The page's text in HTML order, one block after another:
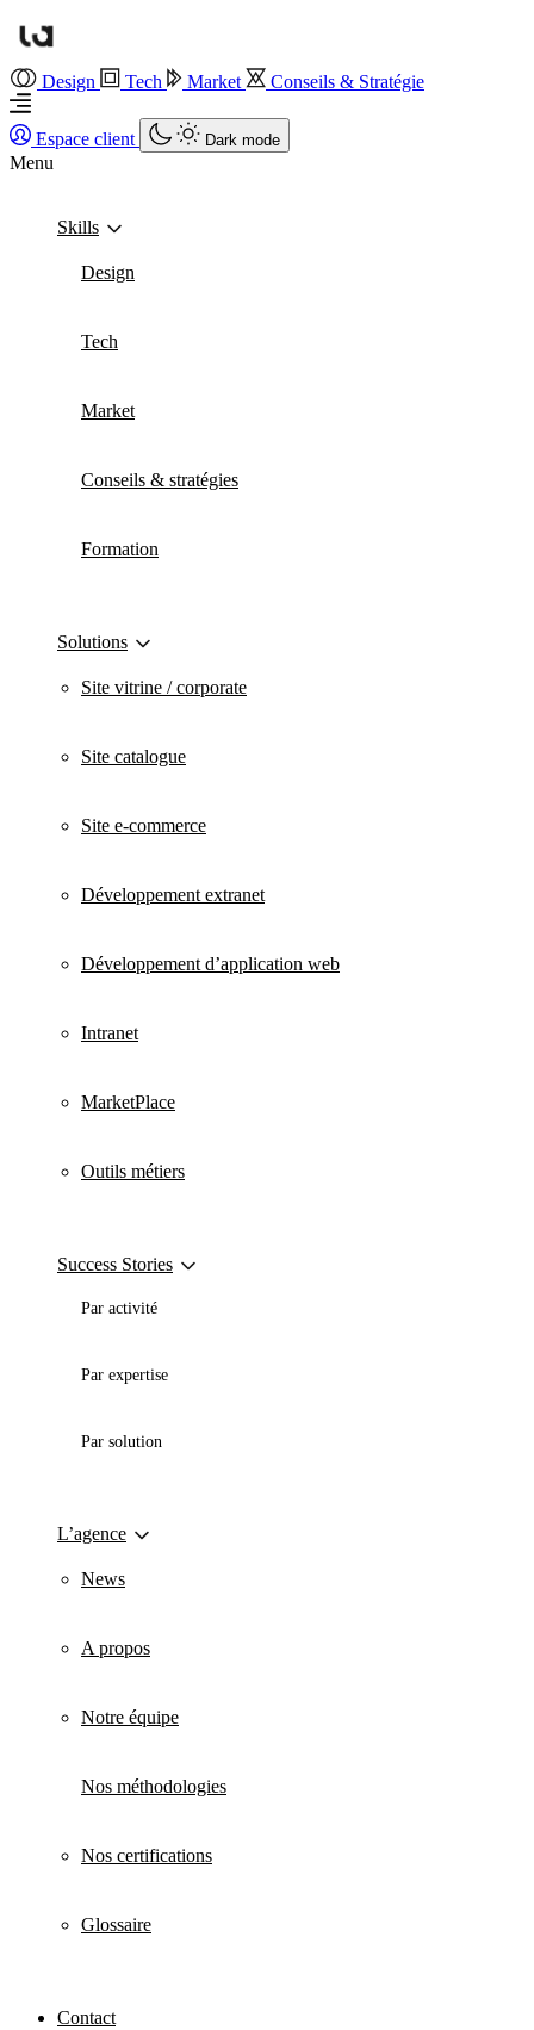
Design Tech Market Conseils & Stratégie
Espace client Dark mode
Menu
Skills
Design
Tech
Market
Conseils & stratégies
Formation
Solutions
Site vitrine / corporate
Site catalogue
Site e-commerce
Développement extranet
Développement d’application web
Intranet
MarketPlace
Outils métiers
Success Stories
Par activité
Par expertise
Par solution
L’agence
News
A propos
Notre équipe
Nos méthodologies
Nos certifications
Glossaire
Contact